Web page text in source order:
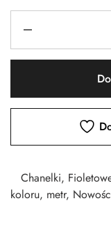
Chanelki,
koloru, metr,